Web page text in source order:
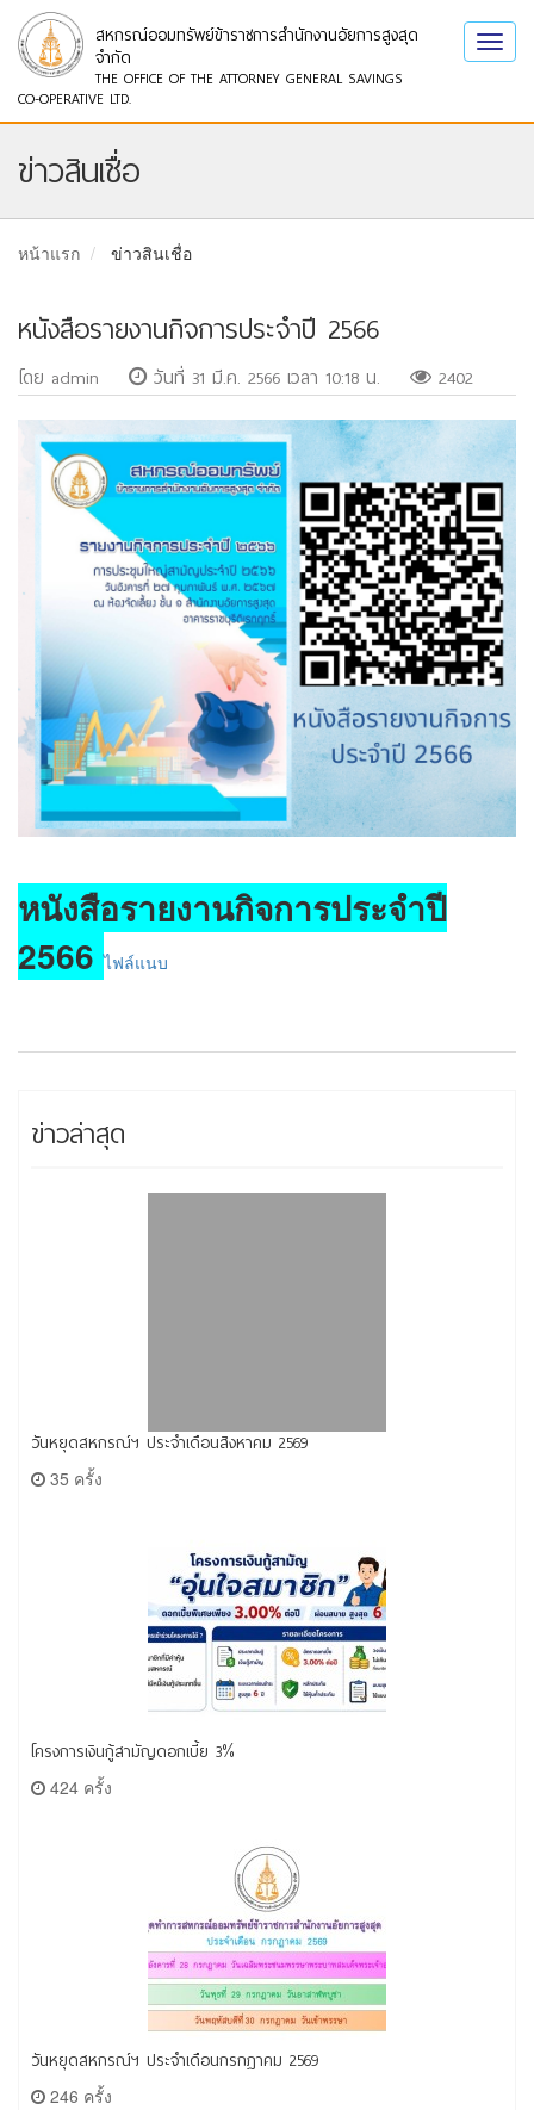
สหกรณ์ออมทรัพย์ข้าราชการสำนักงานอัยการสูงสุด
จำกัด
THE OFFICE OF THE ATTORNEY GENERAL SAVINGS
CO-OPERATIVE LTD.
ข่าวสินเชื่อ
หน้าแรก ข่าวสินเชื่อ
หนังสือรายงานกิจการประจำปี 2566
โดย admin วันที่ 31 มี.ค. 2566 เวลา 10:18 น. 2402
หนังสือรายงานกิจการประจำปี
2566ไฟล์แนบ
ข่าวล่าสุด
วันหยุดสหกรณ์ฯ ประจำเดือนสิงหาคม 2569
35 ครั้ง
โครงการเงินกู้สามัญดอกเบี้ย 3%
424 ครั้ง
วันหยุดสหกรณ์ฯ ประจำเดือนกรกฎาคม 2569
246 ครั้ง